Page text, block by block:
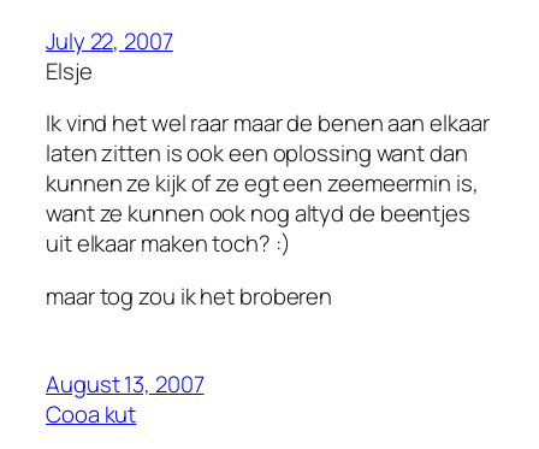
July 22, 2007
Elsje
Ik vind het wel raar maar de benen aan elkaar
laten zitten is ook een oplossing want dan
kunnen ze kijk of ze egt een zeemeermin is,
want ze kunnen ook nog altyd de beentjes
uit elkaar maken toch? :)
maar tog zou ik het broberen
August 13, 2007
Cooa kut